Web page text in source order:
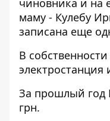
чиновника и на
маму - Кулебу
записана еще
В
электростанция
За прошлый год
грн.